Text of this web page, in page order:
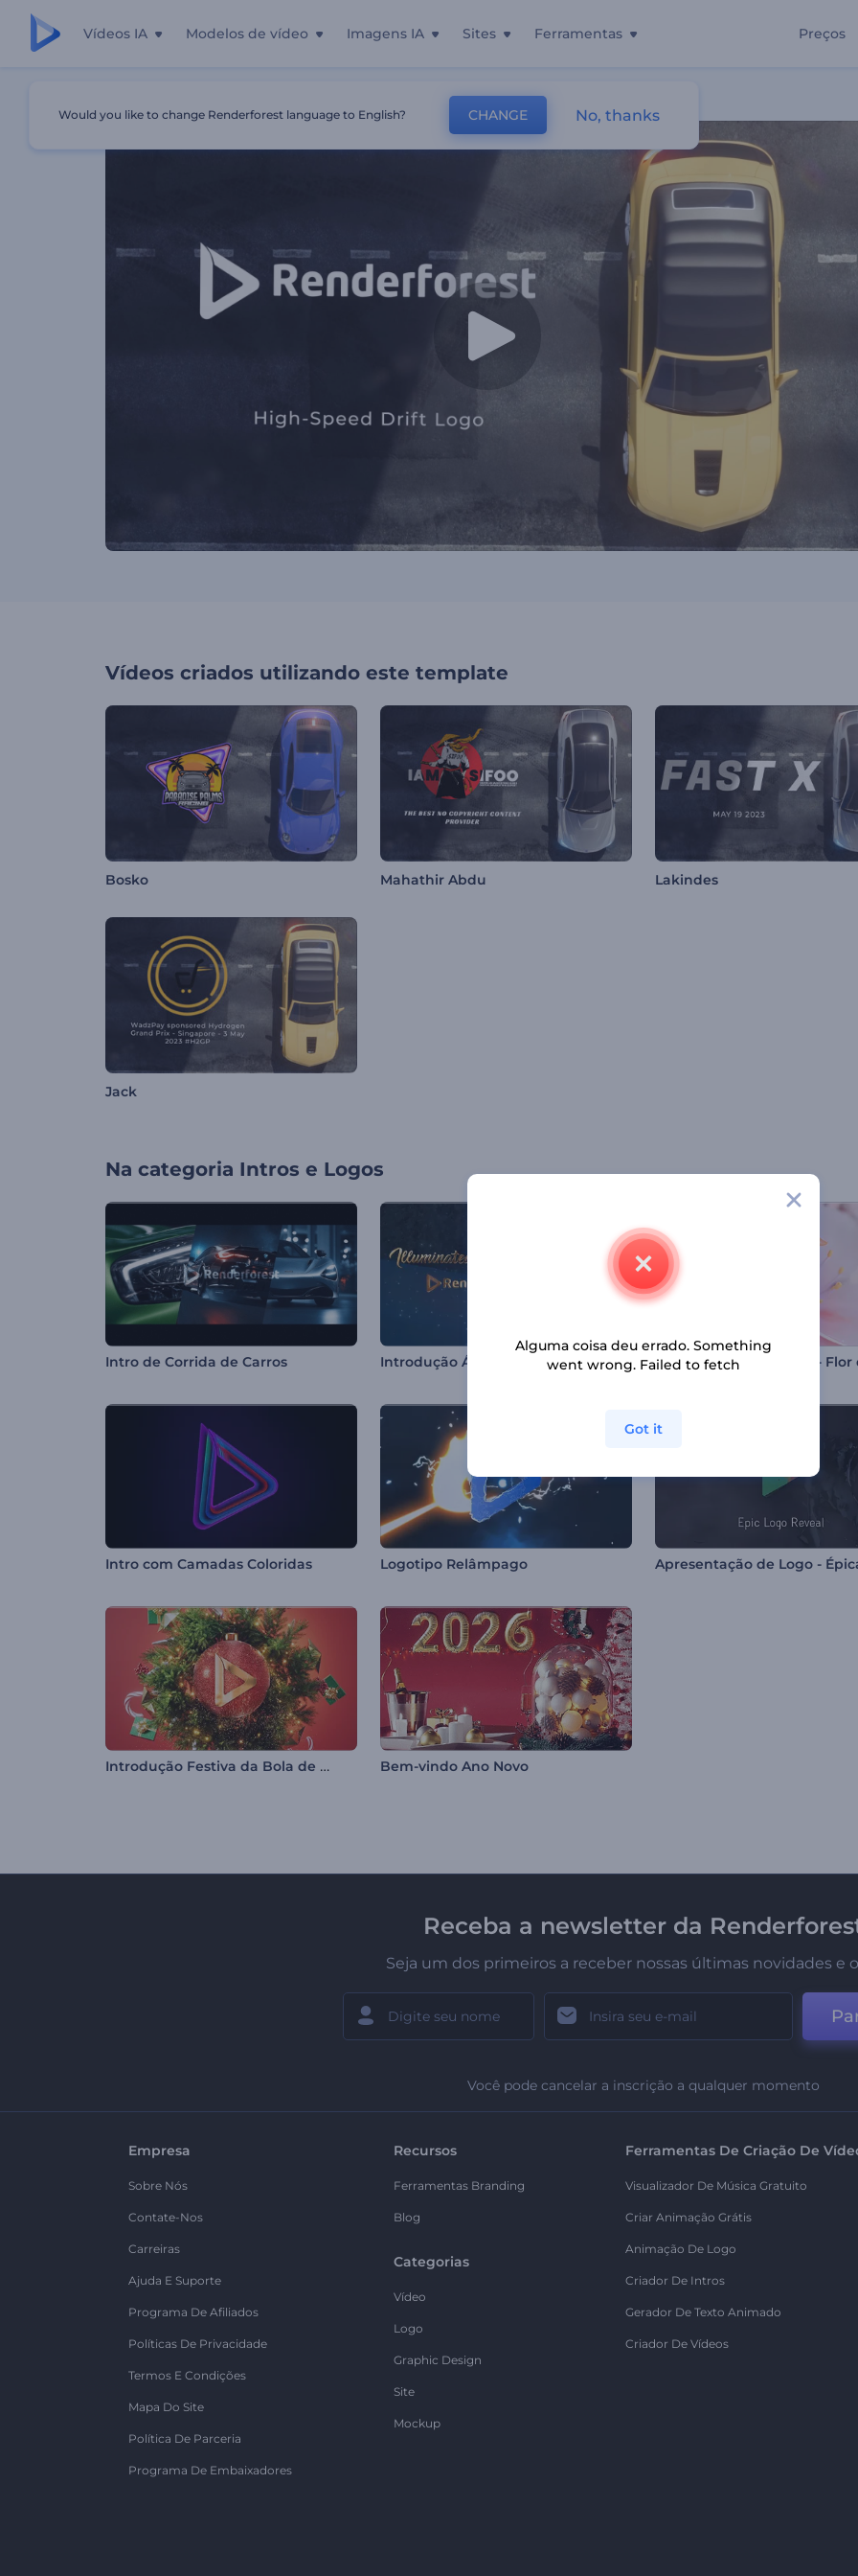
Vídeos IA Modelos de vídeo Imagens IA Sites Ferramentas Preços
Vídeos criados utilizando este template
Bosko Mahathir Abdu Lakindes
Jack
Na categoria Intros e Logos
Intro de Corrida de Carros Introdução Árvore de Natal Iluminada
Intro com Camadas Coloridas Logotipo Relâmpago Apresentação de Logo -
Introdução Festiva da Bola de Natal Bem-vindo Ano Novo
Receba a newsletter da
Seja um dos primeiros a receber nossas últimas novidades e
Você pode cancelar a inscrição a qualquer momento
Empresa
Sobre Nós
Contate-Nos
Carreiras
Ajuda E Suporte
Programa De Afiliados
Políticas De Privacidade
Termos E Condições
Mapa Do Site
Política De Parceria
Programa De Embaixadores
Recursos
Ferramentas Branding
Blog
Categorias
Vídeo
Logo
Graphic Design
Site
Mockup
Ferramentas De Criação De
Visualizador De Música Gratuito
Criar Animação Grátis
Animação De Logo
Criador De Intros
Gerador De Texto Animado
Criador De Vídeos
Would you like to change Renderforest language to English? CHANGE No, thanks
Alguma coisa deu errado. Something
went wrong. Failed to fetch
Got it